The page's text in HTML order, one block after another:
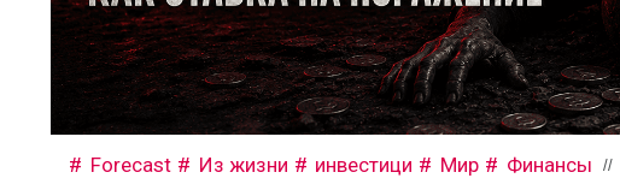
Forecast Из жизни инвестици Мир Финансы //